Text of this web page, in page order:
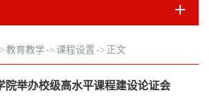
教育教学-> 课程设置 -> 正文
院举办校级高水平课程建设论证会